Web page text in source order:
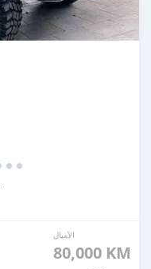
الأميال
80,000 KM